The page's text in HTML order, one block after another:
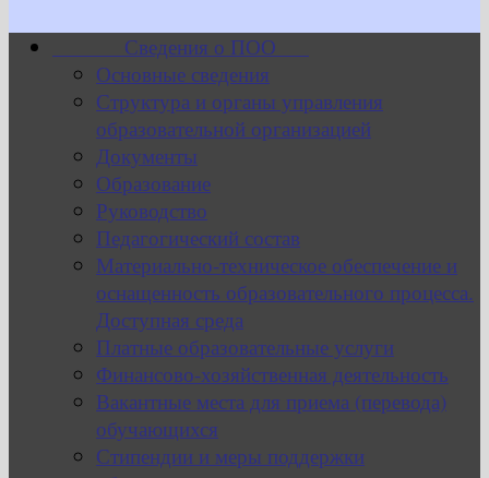
Сведения о ПОО
Основные сведения
Структура и органы управления
образовательной организацией
Документы
Образование
Руководство
Педагогический состав
Материально-техническое обеспечение и
оснащенность образовательного процесса.
Доступная среда
Платные образовательные услуги
Финансово-хозяйственная деятельность
Вакантные места для приема (перевода)
обучающихся
Стипендии и меры поддержки